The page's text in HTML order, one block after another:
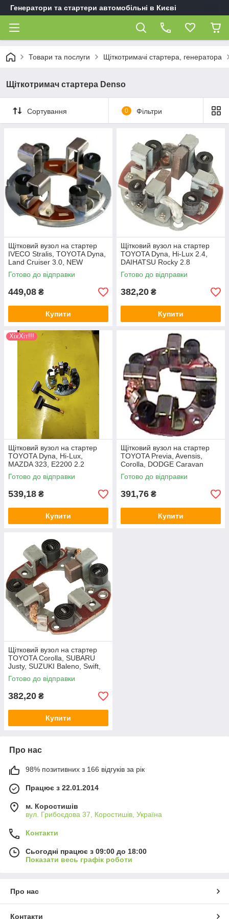
Генератори та стартери автомобільні в Києві
Товари та послуги Щіткотримачі стартера, генератора
Щіткотримач стартера Denso
Сортування 0 Фільтри
Щітковий вузол на стартер
IVECO Stralis, TOYOTA Dyna,
Land Cruiser 3.0, NEW
HOLLAND CR9060
Готово до відправки
449,08 ₴
Купити
Щітковий вузол на стартер
TOYOTA Dyna, Hi-Lux 2.4,
DAIHATSU Rocky 2.8
Готово до відправки
382,20 ₴
Купити
ХіхХіт!!!
Щітковий вузол на стартер
TOYOTA Dyna, Hi-Lux,
MAZDA 323, E2200 2.2
Готово до відправки
539,18 ₴
Купити
Щітковий вузол на стартер
TOYOTA Previa, Avensis,
Corolla, DODGE Caravan
Готово до відправки
391,76 ₴
Купити
Щітковий вузол на стартер
TOYOTA Corolla, SUBARU
Justy, SUZUKI Baleno, Swift,
ISUZU Gemini
Готово до відправки
382,20 ₴
Купити
Про нас
98% позитивних з 166 відгуків за рік
Працює з 22.01.2014
м. Коростишів
вул. Грибоєдова 37, Коростишів, Україна
Контакти
Сьогодні працює з 09:00 до 18:00
Показати весь графік роботи
Про нас
Контакти